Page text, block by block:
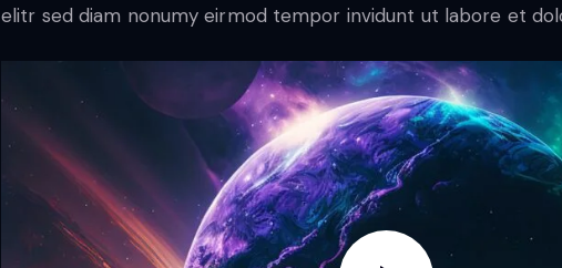
elitr sed diam nonumy eirmod tempor invidunt ut labore et